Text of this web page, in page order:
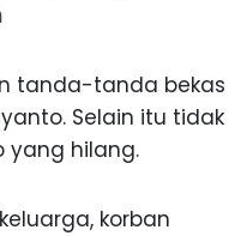
tanda-tanda bekas
Selain itu tidak
yang hilang.
korban